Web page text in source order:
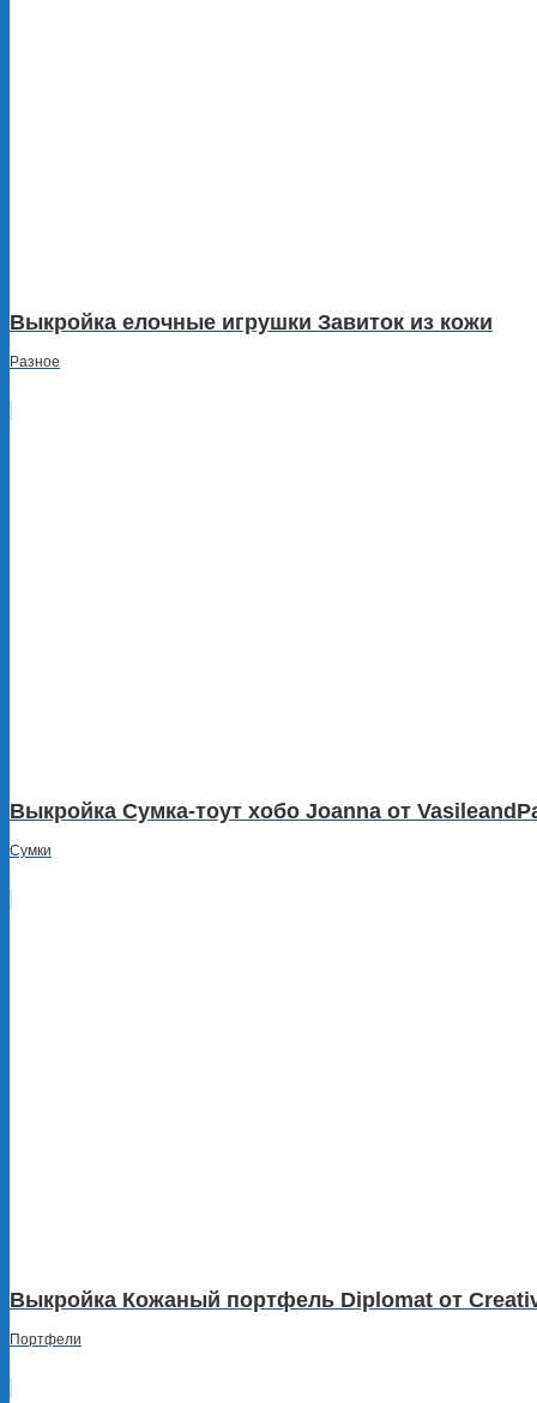
Выкройка елочные игрушки Завиток из кожи
Разное
Выкройка Сумка-тоут хобо Joanna от
Сумки
Выкройка Кожаный портфель Diplomat от
Портфели